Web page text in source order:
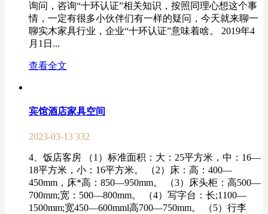
询问，咨询“十环认证”相关知识，按照同理心想这个事
情，一定有很多小伙伴们有一样的疑问，今天就来聊一
聊实木家具行业，企业“十环认证”意味着啥。 2019年4
月1日...
查看全文
宾馆酒店家具空间
2023-03-13 332
4、饭店客房 （1）标准面积：大：25平方米，中：16—
18平方米，小：16平方米。 （2）床：高：400—
450mm，床*高：850—950mm。 （3）床头柜：高500—
700mm;宽：500—800mm。 （4）写字台：长;1100—
1500mm;宽450—600mml高700—750mm。 （5）行李